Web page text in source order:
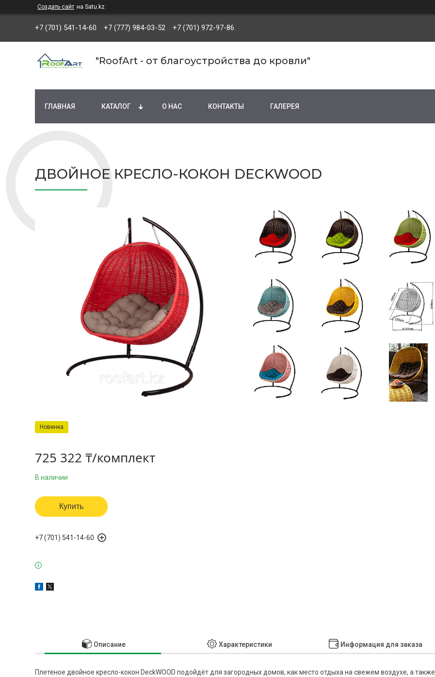
Создать сайт на Satu.kz
+7 (701) 541-14-60 +7 (777) 984-03-52 +7 (701) 972-97-86
"RoofArt - от благоустройства до кровли"
ГЛАВНАЯ КАТАЛОГ О НАС КОНТАКТЫ ГАЛЕРЕЯ
ДВОЙНОЕ КРЕСЛО-КОКОН DECKWOOD
Новинка
725 322 ₸/комплект
В наличии
Купить
+7 (701) 541-14-60
Описание Характеристики Информация для заказа
Плетеное двойное кресло-кокон DeckWOOD подойдёт для загородных домов, как место отдыха на свежем воздухе, а также